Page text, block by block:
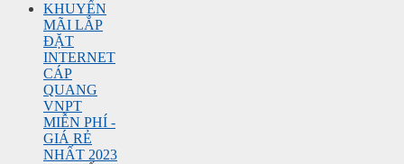
KHUYẾN
MÃI LẮP
ĐẶT
INTERNET
CÁP
QUANG
VNPT
MIỄN PHÍ -
GIÁ RẺ
NHẤT 2023